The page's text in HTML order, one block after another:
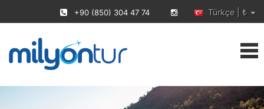
+90 (850) 304 47 74 Türkçe | ₺